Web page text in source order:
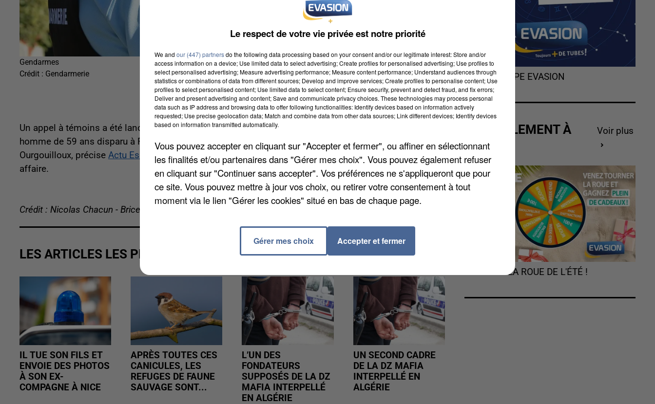
Gendarmes
Crédit : Gendarmerie
Un appel à témoins a été lancé ce jeudi 9 juin par la gendarmerie. Les militaires veulent retrouver un
homme de 59 ans disparu à Fleury-Mérogis, depuis le 2 juin dernier. Le quinquagénaire s'appelle Didier
Ourgouilloux, précise Actu Essonne
. Ce sont les gendarmes de Bondoufle qui sont en charge de cette
affaire.
Crédit : Nicolas Chacun - Brice Charrier
LES ARTICLES LES PLUS VUS
IL TUE SON FILS ET
ENVOIE DES PHOTOS
À SON EX-
COMPAGNE À NICE
APRÈS TOUTES CES
CANICULES, LES
REFUGES DE FAUNE
SAUVAGE SONT...
L’UN DES
FONDATEURS
SUPPOSÉS DE LA DZ
MAFIA INTERPELLÉ
EN ALGÉRIE
UN SECOND CADRE
DE LA DZ MAFIA
INTERPELLÉ EN
ALGÉRIE
L'HOROSCOPE EVASION
ACTUELLEMENT À
GAGNER
Voir plus
TOURNEZ LA ROUE DE L'ÉTÉ !
Le respect de votre vie privée est notre priorité
We and our (447) partnersdo the following data processing based on your consent and/or our legitimate interest: Store and/or
access information on a device; Use limited data to select advertising; Create profiles for personalised advertising; Use profiles to
select personalised advertising; Measure advertising performance; Measure content performance; Understand audiences through
statistics or combinations of data from different sources; Develop and improve services; Create profiles to personalise content; Use
profiles to select personalised content; Use limited data to select content; Ensure security, prevent and detect fraud, and fix errors;
Deliver and present advertising and content; Save and communicate privacy choices. These technologies may process personal
data such as IP address and browsing data to offer following functionalities: Identify devices based on information actively
requested; Use precise geolocation data; Match and combine data from other data sources; Link different devices; Identify devices
based on information transmitted automatically.
Vous pouvez accepter en cliquant sur "Accepter et fermer", ou affiner en sélectionnant
les finalités et/ou partenaires dans "Gérer mes choix". Vous pouvez également refuser
en cliquant sur "Continuer sans accepter". Vos préférences ne s'appliqueront que pour
ce site. Vous pouvez mettre à jour vos choix, ou retirer votre consentement à tout
moment via le lien "Gérer les cookies" situé en bas de chaque page.
Gérer mes choix Accepter et fermer